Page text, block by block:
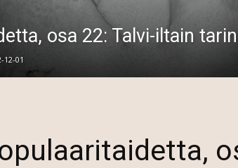
osa 22: Talvi-iltain
12-01